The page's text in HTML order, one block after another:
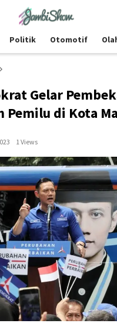
Politik Otomotif
Gelar
Pemilu di Kota
1 Views